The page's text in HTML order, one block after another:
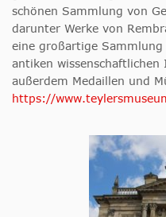
schönen Sammlung von
darunter Werke von
eine großartige
antiken
außerdem Medaillen und
https://